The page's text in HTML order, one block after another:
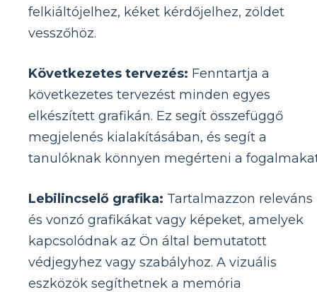
felkiáltójelhez, kéket kérdőjelhez, zöldet
vesszőhöz.
Következetes tervezés: Fenntartja a
következetes tervezést minden egyes
elkészített grafikán. Ez segít összefüggő
megjelenés kialakításában, és segít a
tanulóknak könnyen megérteni a
Lebilincselő grafika: Tartalmazzon releváns
és vonzó grafikákat vagy képeket, amelyek
kapcsolódnak az Ön által bemutatott
védjegyhez vagy szabályhoz. A vizuális
eszközök segíthetnek a memória